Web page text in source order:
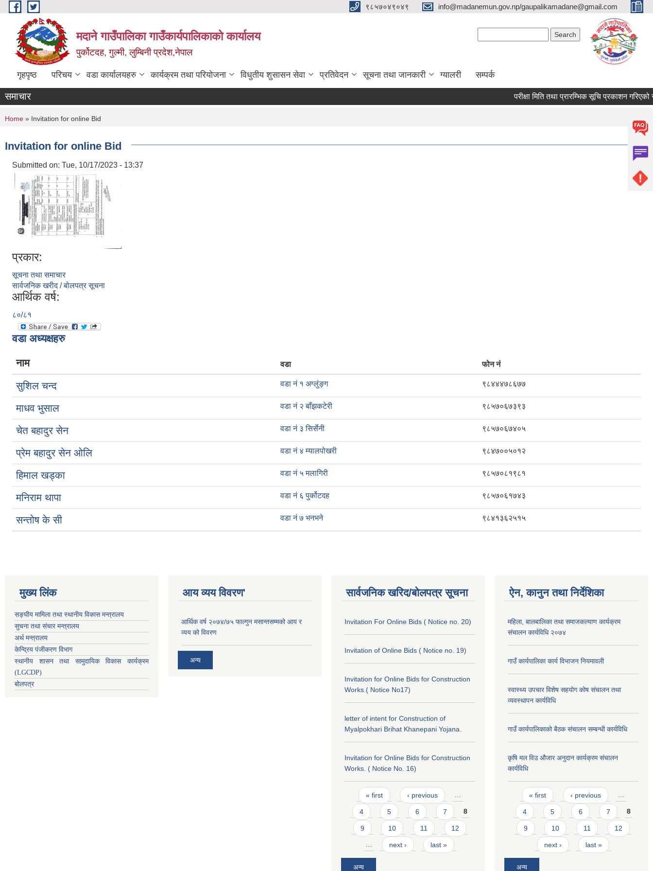
Skip to main content ९८५७०४९०४९ info@madanemun.gov.np/gaupalikamadane@gmail.com
मदाने गाउँपालिका गाउँकार्यपालिकाको कार्यालय
पुर्कोटदह, गुल्मी, लुम्बिनी प्रदेश,नेपाल
गृहपृष्ठ परिचय वडा कार्यालयहरु कार्यक्रम तथा परियोजना विधुतीय शुसासन सेवा प्रतिवेदन सूचना तथा जानकारी ग्यालरी सम्पर्क
समाचार परीक्षा मिति तथा प्रारम्भिक सूचि प्रकाशन गरिएको
You are here
Home » Invitation for online Bid
Invitation for online Bid
Submitted on: Tue, 10/17/2023 - 13:37
प्रकार:
सूचना तथा समाचार
सार्वजनिक खरीद / बोलपत्र सूचना
आर्थिक वर्ष:
८०/८१
वडा अध्यक्षहरु
नाम वडा फोन नं
सुशिल चन्द वडा नं १ अग्लुंङ्ग ९८४४४७८६७७
माधव भुसाल वडा नं २ बाँझकटेरी ९८५७०६७३९३
चेत बहादुर सेन वडा नं ३ सिर्सेनी ९८५७०६७४०५
प्रेम बहादुर सेन ओलि वडा नं ४ म्यालपोखरी ९८४७००५०१२
हिमाल खड्का वडा नं ५ मलागिरी ९८५७०८१९८१
मनिराम थापा वडा नं ६ पुर्कोटदह ९८५७०६१७४३
सन्तोष के सी वडा नं ७ भनभने ९८४१३६२५१५
मुख्य लिंक
सङ्घीय मामिला तथा स्थानीय विकास मन्त्रालय
सुचना तथा संचार मन्त्रालय
अर्थ मन्त्रालय
केन्द्रिय पंजीकरण विभाग
स्थानीय शासन तथा सामुदायिक विकास कार्यक्रम
(LGCDP)
बोलपत्र
आय व्यय विवरण'
आर्थिक वर्ष २०७४/७५ फाल्गुन मसान्तसम्मको आय र
व्यय को विवरण
अन्य
सार्वजनिक खरिद/बोलपत्र सूचना
Invitation For Online Bids ( Notice no. 20)
Invitation of Online Bids ( Notice no. 19)
Invitation for Online Bids for Construction
Works.( Notice No17)
letter of intent for Construction of
Myalpokhari Brihat Khanepani Yojana.
Invitation for Online Bids for Construction
Works. ( Notice No. 16)
Pages
« first ‹ previous …
4 5 6 7 8
9 10 11 12
… next › last »
अन्य
ऐन, कानुन तथा निर्देशिका
महिला, बालबालिका तथा समाजकल्याण कार्यक्रम
संचालन कार्यविधि २०७४
गाउँ कार्यपालिका कार्य विभाजन नियमावली
स्वास्थ्य उपचार विशेष सहयोग कोष संचालन तथा
व्यवस्थापन कार्यविधि
गाउँ कार्यपालिकाको बैठक संचालन सम्बन्धी कार्यविधि
कृषि मल विउ औजार अनुदान कार्यक्रम संचालन
कार्यविधि
Pages
« first ‹ previous …
4 5 6 7 8
9 10 11 12
next › last »
अन्य